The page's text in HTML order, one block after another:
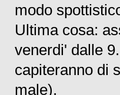
modo
Ultima cosa:
venerdi' dalle
capiteranno di
male).